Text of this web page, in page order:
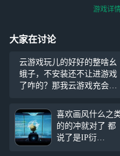
游戏详
大家在讨论
云游戏玩儿的好好的整啥幺
蛾子，不安装还不让进游戏
了咋的？那我云游戏充会员
干点人事，还一直安不上就
是说
喜欢画风什么之
的的冲就对了 都
说了是IP衍